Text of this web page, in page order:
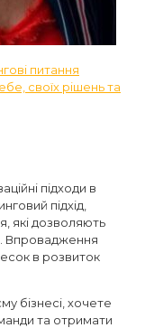
питання
своїх рішень та
підходи в
підхід,
які дозволяють
Впровадження
в розвиток
бізнесі, хочете
та отримати